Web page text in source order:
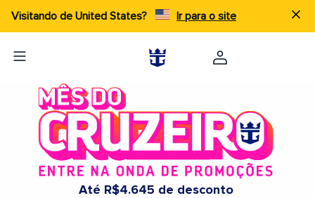
Visitando de United States? Ir para o site
Até R$4.645 de desconto